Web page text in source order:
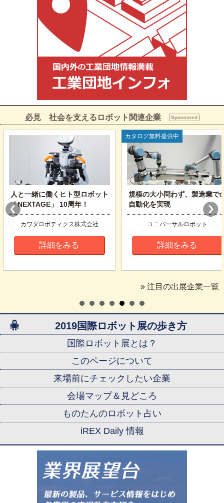
必見 社会を支えるロボット関連企業 Sponsored
人と一緒に働くヒト型ロボット
「NEXTAGE」 10周年！
カワダロボティクス株式会社
詳細をみる
規模の大小問わず、製造業で
自動化を実現
ユニバーサルロボット
詳細をみる
カタログ無料提供中
» 注目の出展企業一覧
2019国際ロボット展の歩き方
国際ロボット展とは？
このページについて
来場前にチェックしたい企業
会場マップ＆見どころ
ものたんのロボット占い
iREX Daily 情報